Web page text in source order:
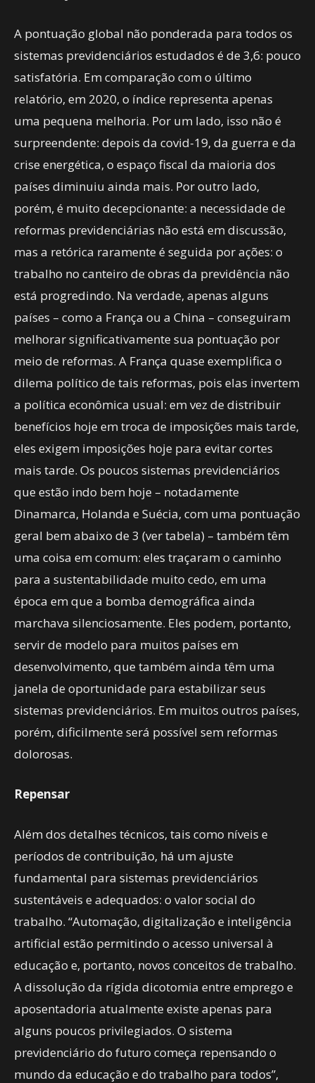
A pontuação global não ponderada para todos os
sistemas previdenciários estudados é de 3,6: pouco
satisfatória. Em comparação com o último
relatório, em 2020, o índice representa apenas
uma pequena melhoria. Por um lado, isso não é
surpreendente: depois da covid-19, da guerra e da
crise energética, o espaço fiscal da maioria dos
países diminuiu ainda mais. Por outro lado,
porém, é muito decepcionante: a necessidade de
reformas previdenciárias não está em discussão,
mas a retórica raramente é seguida por ações: o
trabalho no canteiro de obras da previdência não
está progredindo. Na verdade, apenas alguns
países – como a França ou a China – conseguiram
melhorar significativamente sua pontuação por
meio de reformas. A França quase exemplifica o
dilema político de tais reformas, pois elas invertem
a política econômica usual: em vez de distribuir
benefícios hoje em troca de imposições mais tarde,
eles exigem imposições hoje para evitar cortes
mais tarde. Os poucos sistemas previdenciários
que estão indo bem hoje – notadamente
Dinamarca, Holanda e Suécia, com uma pontuação
geral bem abaixo de 3 (ver tabela) – também têm
uma coisa em comum: eles traçaram o caminho
para a sustentabilidade muito cedo, em uma
época em que a bomba demográfica ainda
marchava silenciosamente. Eles podem, portanto,
servir de modelo para muitos países em
desenvolvimento, que também ainda têm uma
janela de oportunidade para estabilizar seus
sistemas previdenciários. Em muitos outros países,
porém, dificilmente será possível sem reformas
dolorosas.
Repensar
Além dos detalhes técnicos, tais como níveis e
períodos de contribuição, há um ajuste
fundamental para sistemas previdenciários
sustentáveis e adequados: o valor social do
trabalho. “Automação, digitalização e inteligência
artificial estão permitindo o acesso universal à
educação e, portanto, novos conceitos de trabalho.
A dissolução da rígida dicotomia entre emprego e
aposentadoria atualmente existe apenas para
alguns poucos privilegiados. O sistema
previdenciário do futuro começa repensando o
mundo da educação e do trabalho para todos”,